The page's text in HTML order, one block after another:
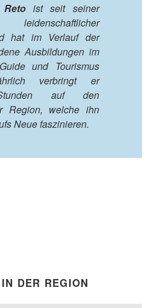
Retoist seit seiner
hat im Verlauf der
Ausbildungen im
und Tourismus
verbringt er
auf den
Region, welche ihn
Neue faszinieren.
DER REGION